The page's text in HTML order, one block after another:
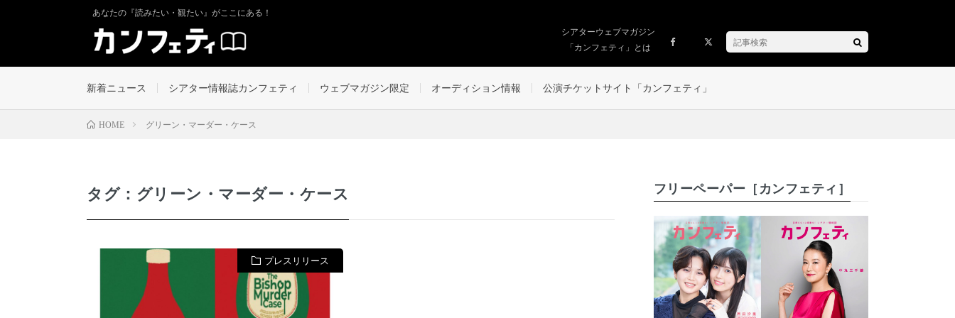
あなたの『読みたい・観たい』がここにある！
シアターウェブマガジン
「カンフェティ」とは
新着ニュース シアター情報誌カンフェティ ウェブマガジン限定 オーディション情報 公演チケットサイト「カンフェティ」
HOME グリーン・マーダー・ケース
タグ：グリーン・マーダー・ケース
プレスリリース
フリーペーパー［カンフェティ］